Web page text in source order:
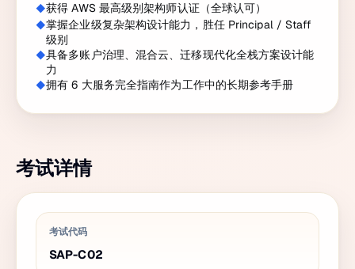
获得 AWS 最高级别架构师认证（全球认可）
掌握企业级复杂架构设计能力，胜任 Principal / Staff
级别
具备多账户治理、混合云、迁移现代化全栈方案设计能
力
拥有 6 大服务完全指南作为工作中的长期参考手册
考试详情
考试代码
SAP-C02